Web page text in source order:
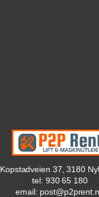
Kopstadveien 37, 3180
tel: 930 65 180
email: